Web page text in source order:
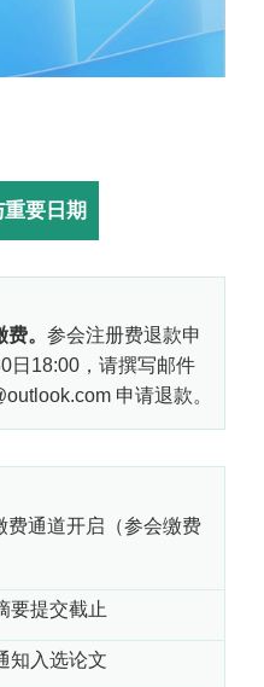
重要日期
。 参会注册费退款申
日 18:00，请撰写邮件
申请退款。
费通道开启（参会缴费
要提交截止
知入选论文